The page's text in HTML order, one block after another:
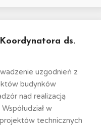
ds.
uzgodnień z
budynków
nad realizacją
w
technicznych